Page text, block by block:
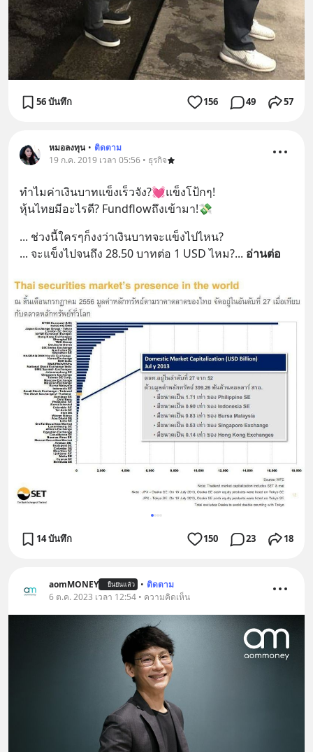
56 บันทึก 156 49 57
หมอลงทุน • ติดตาม
19 ก.ค. 2019 เวลา 05:56 • ธุรกิจ
ทำไมค่าเงินบาทแข็งเร็วจัง?💓แข็งโป้กๆ!
หุ้นไทยมีอะไร​ดี?​ Fundflowถึงเข้ามา!💸
... ช่วงนี้ใครๆก็งงว่าเงินบาทจะแข็งไปไหน?
... จะแข็งไปจนถึ​ง​ 28.50 บาทต่อ​ 1 USD ไหม?... อ่านต่อ
14 บันทึก 150 23 18
aomMONEY ยืนยันแล้ว • ติดตาม
6 ต.ค. 2023 เวลา 12:54 • ความคิดเห็น